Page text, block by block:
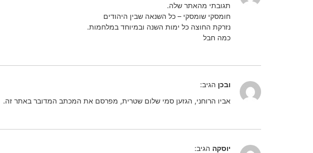
תגובתי מהאתר שלה.
חומסקי שומסקי – כל השנאה שבין היהודים
נזרקת החוצה כל ימות השנה ובמיוחד במלחמות.
כמה חבל
ובכן הגיב:
אביו הרוחני, הגזען סמי שלום שטרית, מפרסם את המכתב המדובר באתר זה.
יוסקה הגיב: